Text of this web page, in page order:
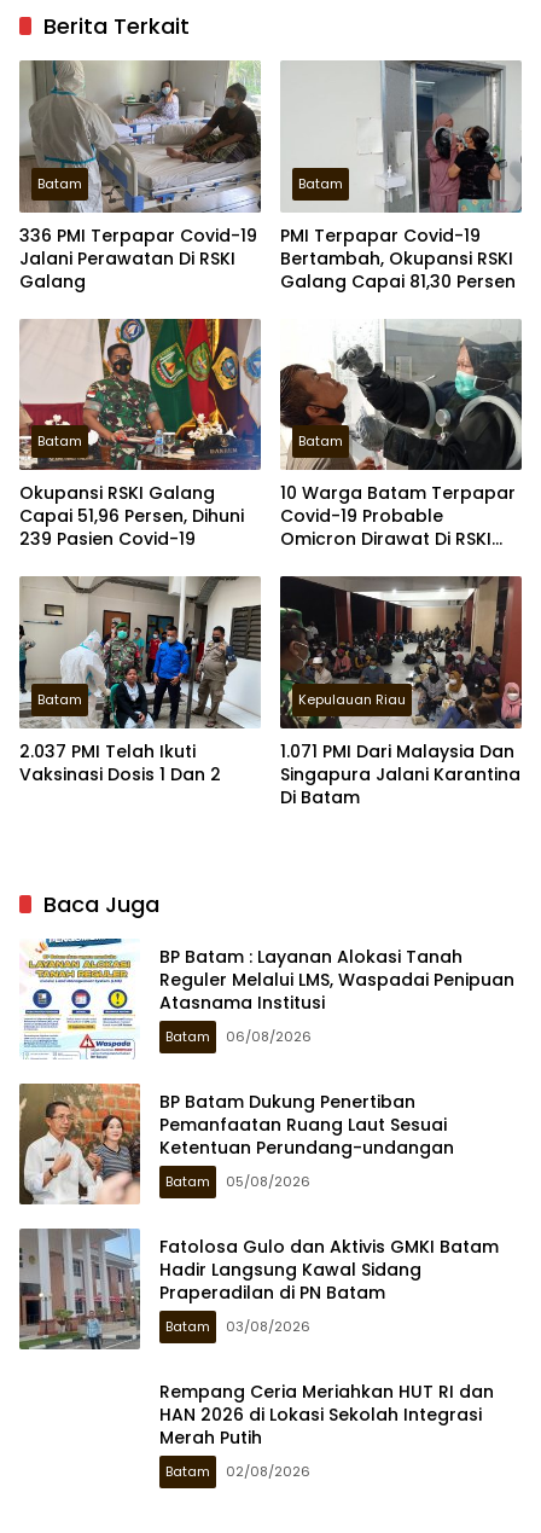
Berita Terkait
Batam
336 PMI Terpapar Covid-19
Jalani Perawatan Di RSKI
Galang
Batam
PMI Terpapar Covid-19
Bertambah, Okupansi RSKI
Galang Capai 81,30 Persen
Batam
Okupansi RSKI Galang
Capai 51,96 Persen, Dihuni
239 Pasien Covid-19
Batam
10 Warga Batam Terpapar
Covid-19 Probable
Omicron Dirawat Di RSKI
Batam
2.037 PMI Telah Ikuti
Vaksinasi Dosis 1 Dan 2
Kepulauan Riau
1.071 PMI Dari Malaysia Dan
Singapura Jalani Karantina
Di Batam
Baca Juga
BP Batam : Layanan Alokasi Tanah
Reguler Melalui LMS, Waspadai Penipuan
Atasnama Institusi
Batam 06/08/2026
BP Batam Dukung Penertiban
Pemanfaatan Ruang Laut Sesuai
Ketentuan Perundang-undangan
Batam 05/08/2026
Fatolosa Gulo dan Aktivis GMKI Batam
Hadir Langsung Kawal Sidang
Praperadilan di PN Batam
Batam 03/08/2026
Rempang Ceria Meriahkan HUT RI dan
HAN 2026 di Lokasi Sekolah Integrasi
Merah Putih
Batam 02/08/2026